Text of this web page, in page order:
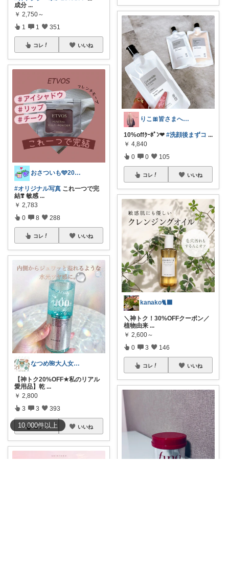
10,000件以上
成分 ...
￥ 2,750～
1 1 351
コレ いいね
おさついも🩵20代夫婦2人暮らし
#オリジナル写真 これ一つで完
結❣️ 敏感 ...
￥ 2,783
0 8 288
コレ いいね
なつめ🌺大人女子のお悩み美容🫧
【神トク20%OFF★私のリアル
愛用品】乾 ...
￥ 2,800
3 3 393
コレ いいね
りこ🎀皆さまへ心から感謝🩶
10%offｸｰﾎﾟﾝ❤︎ #洗顔後まずコ ...
￥ 4,840
0 0 105
コレ いいね
kanako🐈‍⬛
＼神トク！30%OFFクーポン／
植物由来 ...
￥ 2,600～
0 3 146
コレ いいね